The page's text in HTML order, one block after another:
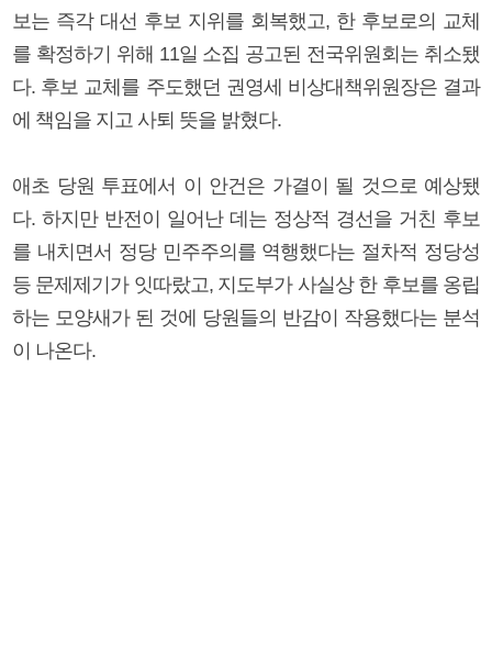
보는 즉각 대선 후보 지위를 회복했고, 한 후보로의 교체
를 확정하기 위해 11일 소집 공고된 전국위원회는 취소됐
다. 후보 교체를 주도했던 권영세 비상대책위원장은 결과
에 책임을 지고 사퇴 뜻을 밝혔다.
애초 당원 투표에서 이 안건은 가결이 될 것으로 예상됐
다. 하지만 반전이 일어난 데는 정상적 경선을 거친 후보
를 내치면서 정당 민주주의를 역행했다는 절차적 정당성
등 문제제기가 잇따랐고, 지도부가 사실상 한 후보를 옹립
하는 모양새가 된 것에 당원들의 반감이 작용했다는 분석
이 나온다.